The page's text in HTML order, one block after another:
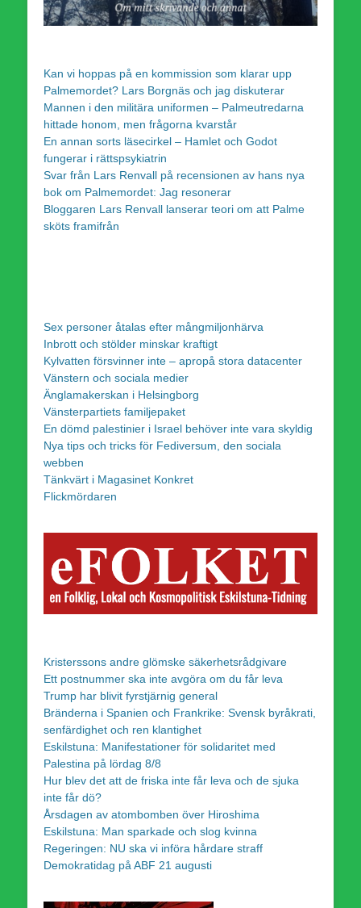
Kan vi hoppas på en kommission som klarar upp
Palmemordet? Lars Borgnäs och jag diskuterar
Mannen i den militära uniformen – Palmeutredarna
hittade honom, men frågorna kvarstår
En annan sorts läsecirkel – Hamlet och Godot
fungerar i rättspsykiatrin
Svar från Lars Renvall på recensionen av hans nya
bok om Palmemordet: Jag resonerar
Bloggaren Lars Renvall lanserar teori om att Palme
sköts framifrån
Sex personer åtalas efter mångmiljonhärva
Inbrott och stölder minskar kraftigt
Kylvatten försvinner inte – apropå stora datacenter
Vänstern och sociala medier
Änglamakerskan i Helsingborg
Vänsterpartiets familjepaket
En dömd palestinier i Israel behöver inte vara skyldig
Nya tips och tricks för Fediversum, den sociala
webben
Tänkvärt i Magasinet Konkret
Flickmördaren
Kristerssons andre glömske säkerhetsrådgivare
Ett postnummer ska inte avgöra om du får leva
Trump har blivit fyrstjärnig general
Bränderna i Spanien och Frankrike: Svensk byråkrati,
senfärdighet och ren klantighet
Eskilstuna: Manifestationer för solidaritet med
Palestina på lördag 8/8
Hur blev det att de friska inte får leva och de sjuka
inte får dö?
Årsdagen av atombomben över Hiroshima
Eskilstuna: Man sparkade och slog kvinna
Regeringen: NU ska vi införa hårdare straff
Demokratidag på ABF 21 augusti